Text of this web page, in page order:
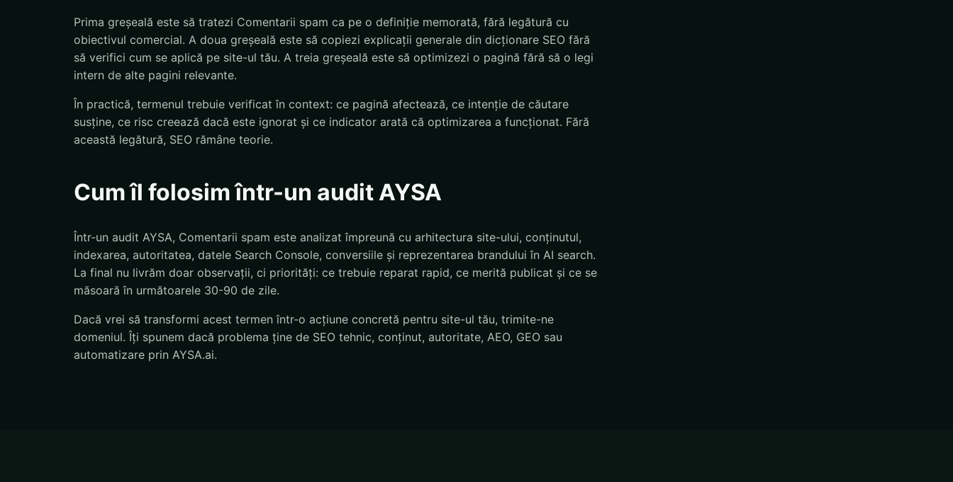
Prima greșeală este să tratezi Comentarii spam ca pe o definiție memorată, fără legătură cu
obiectivul comercial. A doua greșeală este să copiezi explicații generale din dicționare SEO fără
să verifici cum se aplică pe site-ul tău. A treia greșeală este să optimizezi o pagină fără să o legi
intern de alte pagini relevante.
În practică, termenul trebuie verificat în context: ce pagină afectează, ce intenție de căutare
susține, ce risc creează dacă este ignorat și ce indicator arată că optimizarea a funcționat. Fără
această legătură, SEO rămâne teorie.
Cum îl folosim într-un audit AYSA
Într-un audit AYSA, Comentarii spam este analizat împreună cu arhitectura site-ului, conținutul,
indexarea, autoritatea, datele Search Console, conversiile și reprezentarea brandului în AI search.
La final nu livrăm doar observații, ci priorități: ce trebuie reparat rapid, ce merită publicat și ce se
măsoară în următoarele 30-90 de zile.
Dacă vrei să transformi acest termen într-o acțiune concretă pentru site-ul tău, trimite-ne
domeniul. Îți spunem dacă problema ține de SEO tehnic, conținut, autoritate, AEO, GEO sau
automatizare prin AYSA.ai.